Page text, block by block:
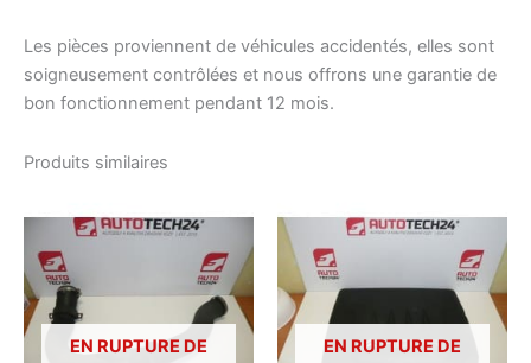
Les pièces proviennent de véhicules accidentés, elles sont
soigneusement contrôlées et nous offrons une garantie de
bon fonctionnement pendant 12 mois.
Produits similaires
EN RUPTURE DE
EN RUPTURE DE